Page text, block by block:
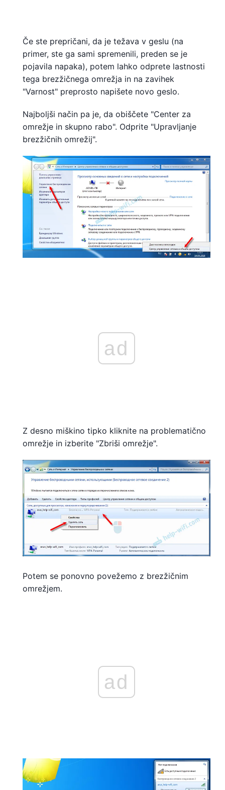
Če ste prepričani, da je težava v geslu (na
primer, ste ga sami spremenili, preden se je
pojavila napaka), potem lahko odprete lastnosti
tega brezžičnega omrežja in na zavihek
"Varnost" preprosto napišete novo geslo.
Najboljši način pa je, da obiščete "Center za
omrežje in skupno rabo". Odprite "Upravljanje
brezžičnih omrežij".
ad
Z desno miškino tipko kliknite na problematično
omrežje in izberite "Zbriši omrežje".
Potem se ponovno povežemo z brezžičnim
omrežjem.
ad